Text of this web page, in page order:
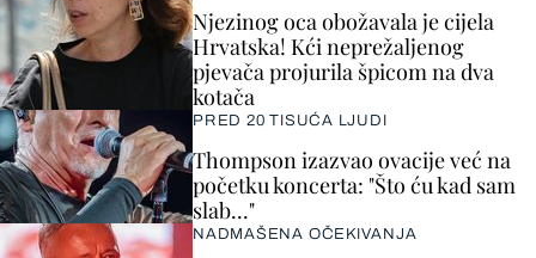
Njezinog oca obožavala je cijela
Hrvatska! Kći neprežaljenog
pjevača projurila špicom na dva
kotača
PRED 20 TISUĆA LJUDI
Thompson izazvao ovacije već na
početku koncerta: "Što ću kad sam
slab..."
NADMAŠENA OČEKIVANJA